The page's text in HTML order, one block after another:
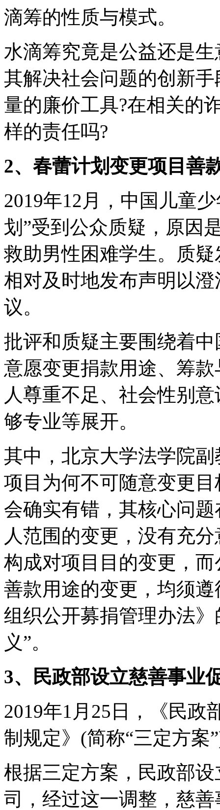
滴筹的性质与模式。
水滴筹究竟是公益还是
其解决社会问题的创新
量的廉价工具?在相关的
样的责任吗?
2、春蕾计划变更项目善
2019年12月，中国儿童
划”受到公众质疑，原因
救助男性困难学生。质
相对及时地发布声明以
议。
批评和质疑主要围绕着
意愿变更捐款用途、筹
人尊重不足、社会性别
够专业等展开。
其中，北京大学法学院
项目为何不可随意变更
会确实有错，其核心问
人范围的变更，没有充
构成对项目目的变更，
善款用途的变更，均须
组织公开募捐管理办法
义”。
3、民政部设立慈善事业
2019年1月25日，《民政
制规定》(简称“三定方案
根据三定方案，民政部
司，经过这一调整，慈